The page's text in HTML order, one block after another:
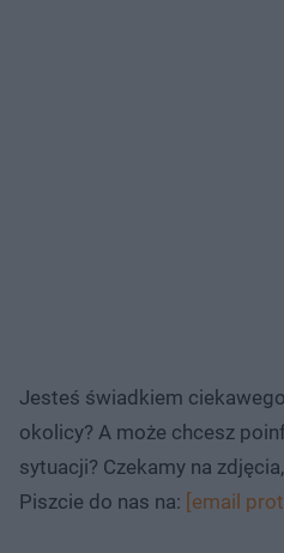
Jesteś świadkiem
okolicy? A może chcesz
sytuacji? Czekamy na
Piszcie do nas na: [email